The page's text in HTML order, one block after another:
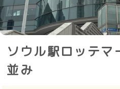
ソウル駅ロッテマ
並み